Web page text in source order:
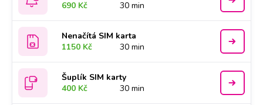
690 Kč
30 min
Nenačítá SIM karta
1150 Kč
30 min
Šuplík SIM karty
400 Kč
30 min